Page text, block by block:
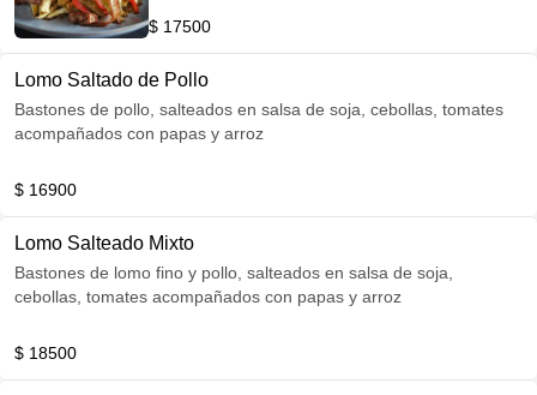
$ 17500
Lomo Saltado de Pollo
Bastones de pollo, salteados en salsa de soja, cebollas, tomates
acompañados con papas y arroz
$ 16900
Lomo Salteado Mixto
Bastones de lomo fino y pollo, salteados en salsa de soja,
cebollas, tomates acompañados con papas y arroz
$ 18500